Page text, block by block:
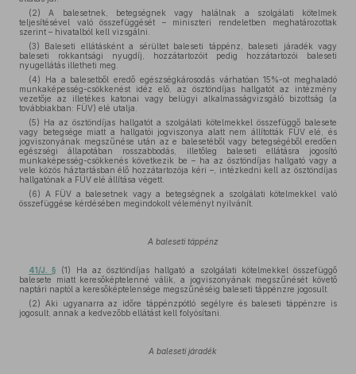
(2) A balesetnek, betegségnek vagy halálnak a szolgálati kötelmek
teljesítésével való összefüggését – miniszteri rendeletben meghatározottak
szerint – hivatalból kell vizsgálni.
(3) Baleseti ellátásként a sérültet baleseti táppénz, baleseti járadék vagy
baleseti rokkantsági nyugdíj, hozzátartozóit pedig hozzátartozói baleseti
nyugellátás illetheti meg.
(4) Ha a balesetből eredő egészségkárosodás várhatóan 15%-ot meghaladó
munkaképesség-csökkenést idéz elő, az ösztöndíjas hallgatót az intézmény
vezetője az illetékes katonai vagy belügyi alkalmasságvizsgáló bizottság (a
továbbiakban: FÜV) elé utalja.
(5) Ha az ösztöndíjas hallgatót a szolgálati kötelmekkel összefüggő balesete
vagy betegsége miatt a hallgatói jogviszonya alatt nem állították FÜV elé, és
jogviszonyának megszűnése után az e balesetéből vagy betegségéből eredően
egészségi állapotában rosszabbodás, illetőleg baleseti ellátásra jogosító
munkaképesség-csökkenés következik be – ha az ösztöndíjas hallgató vagy a
vele közös háztartásban élő hozzátartozója kéri –, intézkedni kell az ösztöndíjas
hallgatónak a FÜV elé állítása végett.
(6) A FÜV a balesetnek vagy a betegségnek a szolgálati kötelmekkel való
összefüggése kérdésében megindokolt véleményt nyilvánít.
A baleseti táppénz
41/J. §
(1) Ha az ösztöndíjas hallgató a szolgálati kötelmekkel összefüggő
balesete miatt keresőképtelenné válik, a jogviszonyának megszűnését követő
naptári naptól a keresőképtelensége megszűnéséig baleseti táppénzre jogosult.
(2) Aki ugyanarra az időre táppénzpótló segélyre és baleseti táppénzre is
jogosult, annak a kedvezőbb ellátást kell folyósítani.
A baleseti járadék